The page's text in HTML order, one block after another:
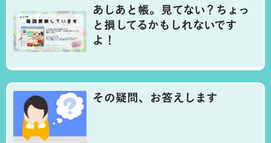
あしあと帳。見てない？ちょっ
と損してるかもしれないです
よ！
その疑問、お答えします